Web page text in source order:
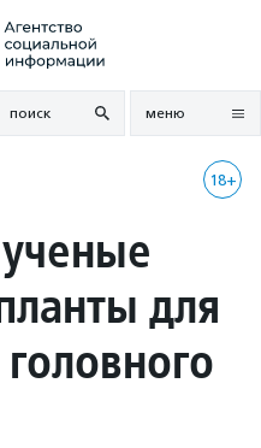
поиск меню
18+
для